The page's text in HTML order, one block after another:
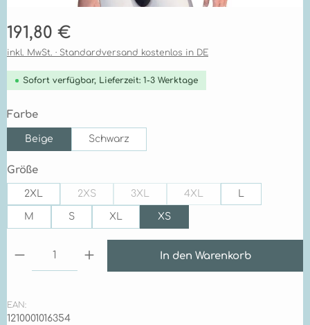
Regulärer Preis:
191,80 €
inkl. MwSt. · Standardversand kostenlos in DE
Sofort verfügbar, Lieferzeit: 1-3 Werktage
Farbeauswählen
Beige Schwarz
Größeauswählen
2XL 2XS 3XL 4XL L
M S XL XS
Produkt Anzahl: Gib den gewünschten Wert
In den Warenkorb
EAN:
1210001016354